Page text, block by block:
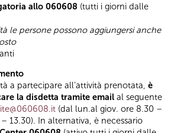
allo 060608 (tutti i giorni dalle
le persone possono aggiungersi anche
a partecipare all’attività prenotata, è
la disdetta tramite email al seguente
(dal lun.al giov. ore 8.30 –
13.30). In alternativa, è necessario